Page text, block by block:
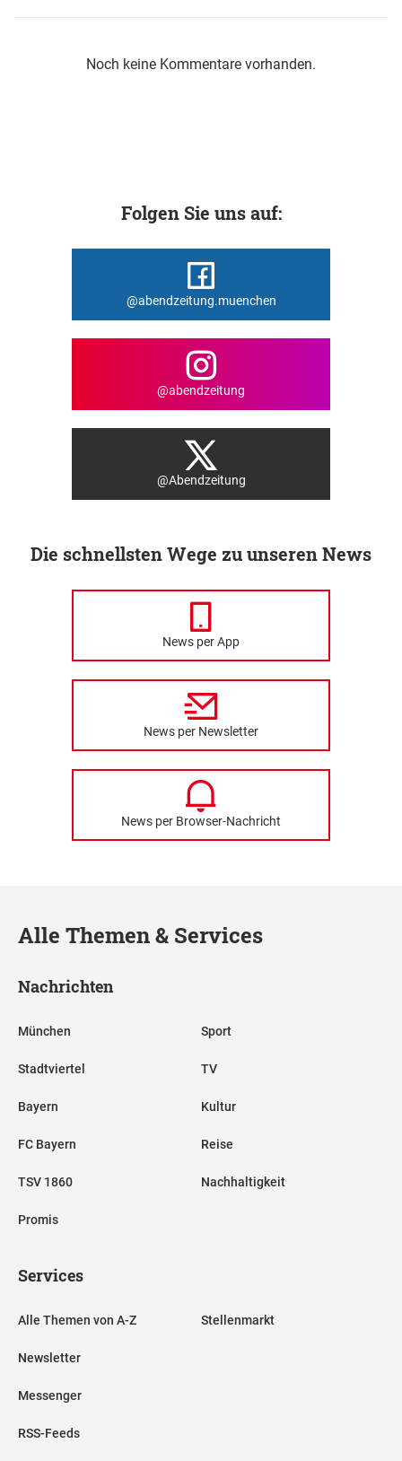
Noch keine Kommentare vorhanden.
Folgen Sie uns auf:
@abendzeitung.muenchen
@abendzeitung
@Abendzeitung
Die schnellsten Wege zu unseren News
News per App
News per Newsletter
News per Browser-Nachricht
Alle Themen & Services
Nachrichten
München
Stadtviertel
Bayern
FC Bayern
TSV 1860
Promis
Sport
TV
Kultur
Reise
Nachhaltigkeit
Services
Alle Themen von A-Z
Newsletter
Messenger
RSS-Feeds
Stellenmarkt